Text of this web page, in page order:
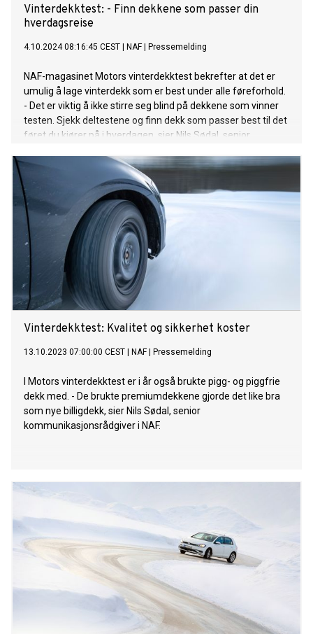
Vinterdekktest: - Finn dekkene som passer din
hverdagsreise
4.10.2024 08:16:45 CEST NAF| Pressemelding
NAF-magasinet Motors vinterdekktest bekrefter at det er
umulig å lage vinterdekk som er best under alle føreforhold.
- Det er viktig å ikke stirre seg blind på dekkene som vinner
testen. Sjekk deltestene og finn dekk som passer best til det
føret du kjører på i hverdagen, sier Nils Sødal, senior
Vinterdekktest: Kvalitet og sikkerhet koster
13.10.2023 07:00:00 CEST NAF| Pressemelding
I Motors vinterdekktest er i år også brukte pigg- og piggfrie
dekk med. - De brukte premiumdekkene gjorde det like bra
som nye billigdekk, sier Nils Sødal, senior
kommunikasjonsrådgiver i NAF.